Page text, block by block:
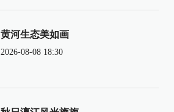
黄河生态美如画
2026-08-08 18:30